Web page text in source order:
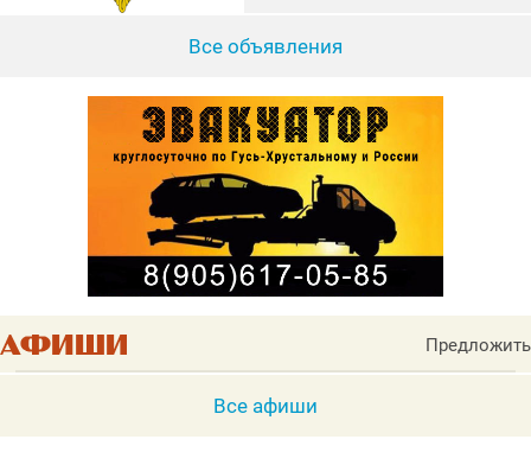
Все объявления
Предложить
Все афиши